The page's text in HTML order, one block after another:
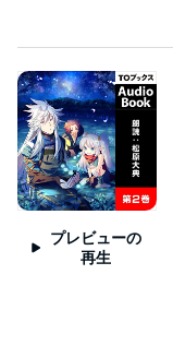
プレビューの
再生